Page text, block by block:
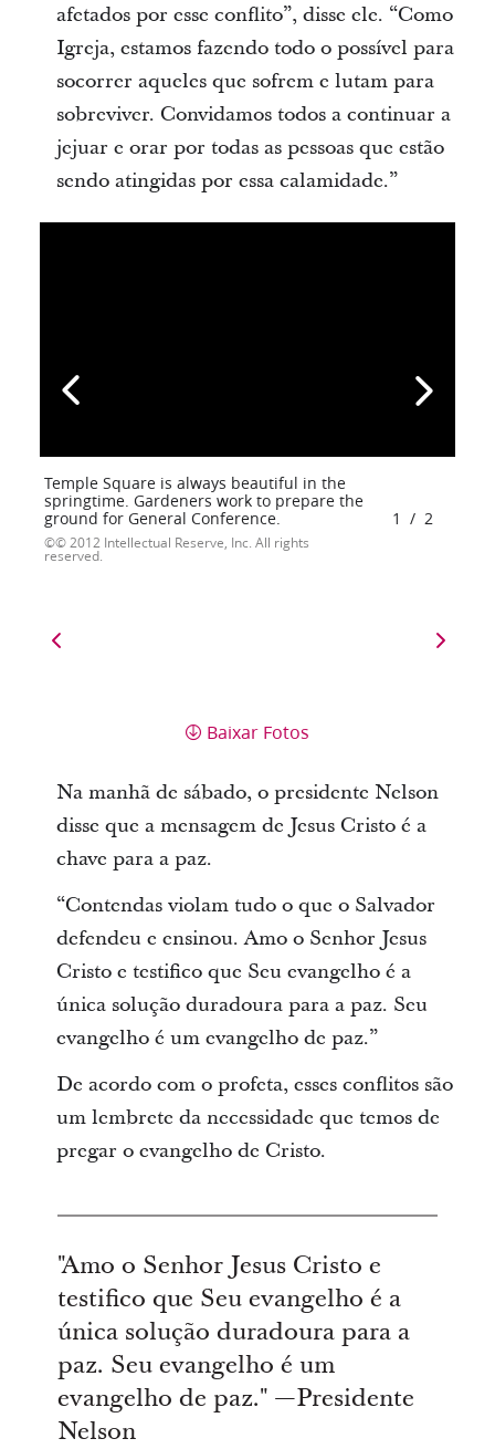
afetados por esse conflito”, disse ele. “Como
Igreja, estamos fazendo todo o possível para
socorrer aqueles que sofrem e lutam para
sobreviver. Convidamos todos a continuar a
jejuar e orar por todas as pessoas que estão
sendo atingidas por essa calamidade.”
Temple Square is always beautiful in the
springtime. Gardeners work to prepare the
ground for General Conference.
© 2012 Intellectual Reserve, Inc. All rights
reserved.
1 / 2
Baixar Fotos
Na manhã de sábado, o presidente Nelson
disse que a mensagem de Jesus Cristo é a
chave para a paz.
“Contendas violam tudo o que o Salvador
defendeu e ensinou. Amo o Senhor Jesus
Cristo e testifico que Seu evangelho é a
única solução duradoura para a paz. Seu
evangelho é um evangelho de paz.”
De acordo com o profeta, esses conflitos são
um lembrete da necessidade que temos de
pregar o evangelho de Cristo.
"Amo o Senhor Jesus Cristo e
testifico que Seu evangelho é a
única solução duradoura para a
paz. Seu evangelho é um
evangelho de paz." —Presidente
Nelson